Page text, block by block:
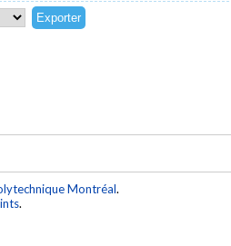
Montréal.
.